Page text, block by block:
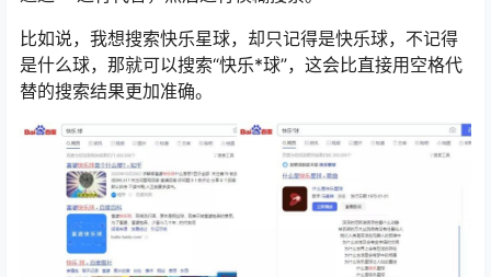
比如说，我想搜索快乐星球，却只记得是快乐球，不记得
是什么球，那就可以搜索“快乐*球”，这会比直接用空格代
替的搜索结果更加准确。